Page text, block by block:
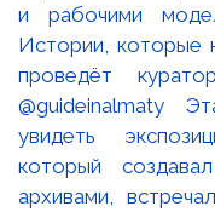
и рабочими
Истории, которые
проведёт
@guideinalmaty
увидеть
который
архивами,